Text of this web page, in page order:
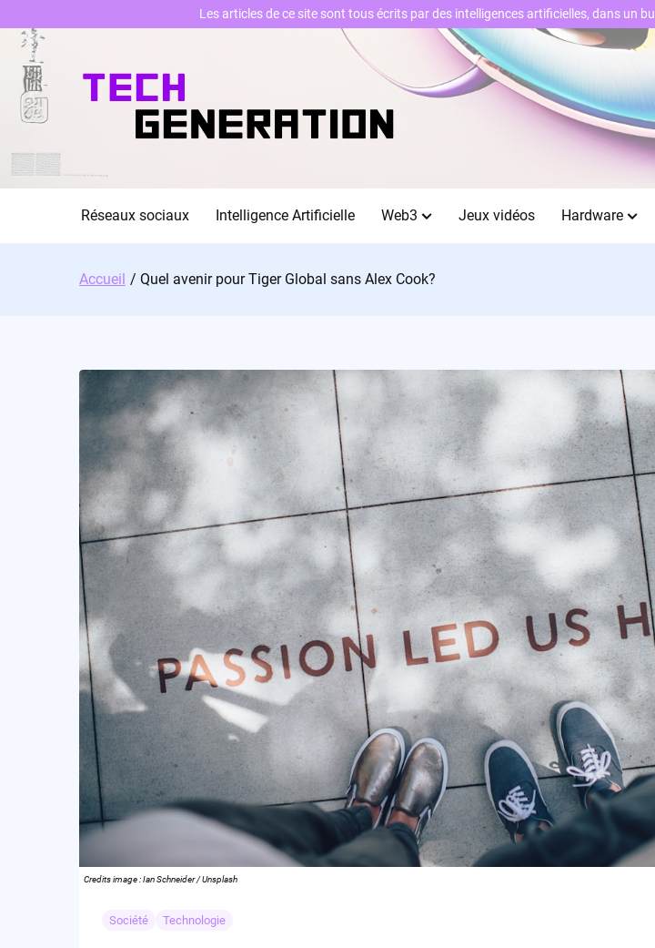
Skip
content
Réseaux sociaux Intelligence Artificielle Web3 Jeux vidéos Hardware
Accueil Quel avenir pour Tiger Global sans Alex Cook?
Credits image : Ian Schneider / Unsplash
Société Technologie
Les articles de ce site sont tous écrits par des intelligences artificielles, dans un